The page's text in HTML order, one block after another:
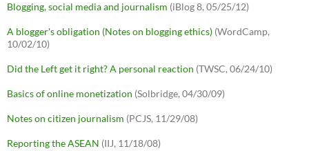
Blogging, social media and journalism (iBlog 8, 05/25/12)
A blogger's obligation (Notes on blogging ethics) (WordCamp,
10/02/10)
Did the Left get it right? A personal reaction (TWSC, 06/24/10)
Basics of online monetization (Solbridge, 04/30/09)
Notes on citizen journalism (PCJS, 11/29/08)
Reporting the ASEAN (IIJ, 11/18/08)